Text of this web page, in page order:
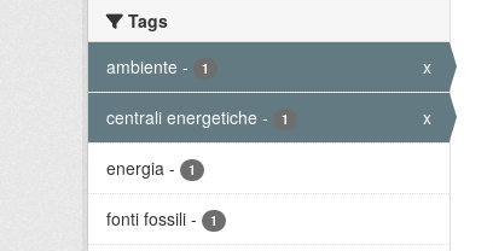
Tags
ambiente - 1 x
centrali energetiche - 1 x
energia - 1
fonti fossili - 1